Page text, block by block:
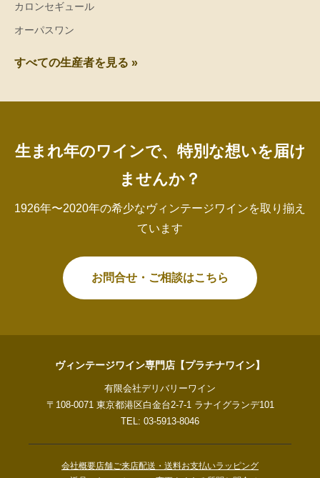
カロンセギュール
オーパスワン
すべての生産者を見る »
生まれ年のワインで、特別な想いを届け
ませんか？
1926年〜2020年の希少なヴィンテージワインを取り揃え
ています
お問合せ・ご相談はこちら
ヴィンテージワイン専門店【プラチナワイン】
有限会社デリバリーワイン
〒108-0071 東京都港区白金台2-7-1 ラナイグランデ101
TEL: 03-5913-8046
会社概要店舗ご来店配送・送料お支払いラッピング